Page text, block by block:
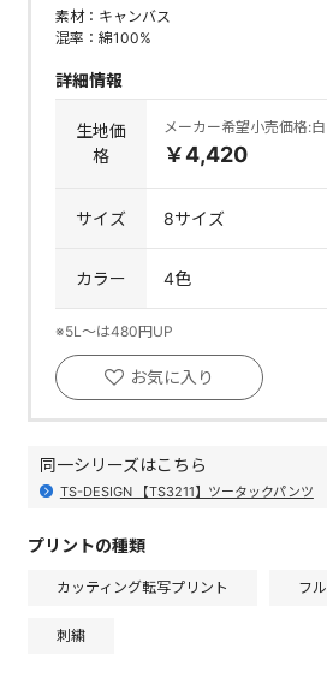
素材：キャンバス
混率：綿100%
詳細情報
生地価
格
メーカー希望小売価格:
￥4,420
サイズ 8サイズ
カラー 4色
※5L～は480円UP
お気に入り
同一シリーズはこちら
TS-DESIGN 【TS3211】ツータックパンツ
プリントの種類
カッティング転写プリント フ
刺繍